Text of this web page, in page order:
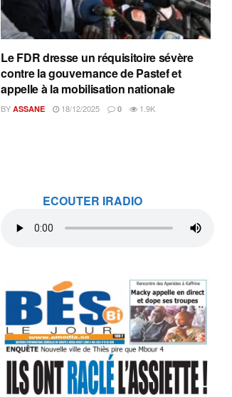
Le FDR dresse un réquisitoire sévère
contre la gouvernance de Pastef et
appelle à la mobilisation nationale
BY ASSANE 18/12/2025 0 1.9K
ECOUTER IRADIO